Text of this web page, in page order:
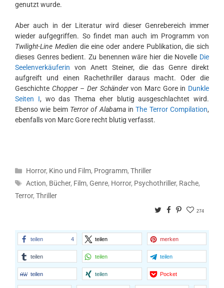
genutzt wurde.
Aber auch in der Literatur wird dieser Genrebereich immer
wieder aufgegriffen. So findet man auch im Programm von
Twilight-Line Medien die eine oder andere Publikation, die sich
dieses Genres bedient. Zu benennen wäre hier die Novelle Die
Seelenverkäuferin von Anett Steiner, die das Genre direkt
aufgreift und einen Rachethriller daraus macht. Oder die
Geschichte Chopper – Der Schändervon Marc Gore in Dunkle
Seiten I, wo das Thema eher blutig ausgeschlachtet wird.
Ebenso wie beim Terror of AlabamainThe Terror Compilation,
ebenfalls von Marc Gore recht blutig verfasst.
Kategorien
Horror, Kino und Film, Programm,Thriller
Schlagwörter
Action, Bücher, Film,Genre, Horror, Psychothriller, Rache,
Terror, Thriller
TwitterFacebook
Pinterest
274
teilen 4 teilen merken
teilen teilen teilen
teilen teilen Pocket